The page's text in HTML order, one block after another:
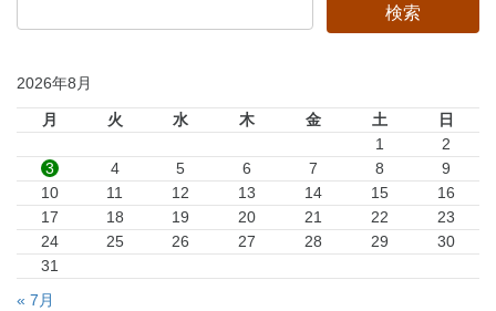
2026年8月
月 火 水 木 金 土
日
1
2
3
4 5 6 7 8
9
10
11 12 13 14 15
16
17
18 19 20 21 22
23
24
25 26 27 28 29
30
31
« 7月